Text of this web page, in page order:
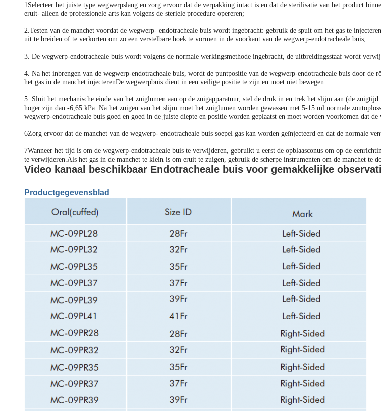
1Selecteer het juiste type wegwerpslang en zorg ervoor dat de verpakking intact is en dat de sterilisatie van het product
eruit- alleen de professionele arts kan volgens de steriele procedure opereren;
2.Testen van de manchet voordat de wegwerp- endotracheale buis wordt ingebracht: gebruik de spuit om het gas te
uit te breiden of te verkorten om zo een verstelbare hoek te vormen in de voorkant van de wegwerp-endotracheale buis;
3. De wegwerp-endotracheale buis wordt volgens de normale werkingsmethode ingebracht, de uitbreidingsstaaf wordt
4. Na het inbrengen van de wegwerp-endotracheale buis, wordt de puntpositie van de wegwerp-endotracheale buis door
het gas in de manchet injecterenDe wegwerpbuis dient in een veilige positie te zijn en moet niet bewegen.
5. Sluit het mechanische einde van het zuiglumen aan op de zuigapparatuur, stel de druk in en trek het slijm aan (de
hoger zijn dan -6,65 kPa. Na het zuigen van het slijm moet het zuiglumen worden gewassen met 5-15 ml normale
wegwerp-endotracheale buis goed en goed in de juiste diepte en positie worden geplaatst en moet worden voorkomen dat
6Zorg ervoor dat de manchet van de wegwerp- endotracheale buis soepel gas kan worden geïnjecteerd en dat de normale
7Wanneer het tijd is om de wegwerp-endotracheale buis te verwijderen, gebruikt u eerst de opblaasconus om op de
te verwijderen.Als het gas in de manchet te klein is om eruit te zuigen, gebruik de scherpe instrumenten om de manchet te
Video kanaal beschikbaar Endotracheale buis voor gemakkelijke
Productgegevensblad